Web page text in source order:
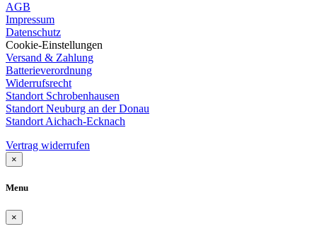
AGB
Impressum
Datenschutz
Cookie-Einstellungen
Versand & Zahlung
Batterieverordnung
Widerrufsrecht
Standort Schrobenhausen
Standort Neuburg an der Donau
Standort Aichach-Ecknach
Vertrag widerrufen
×
Menu
×